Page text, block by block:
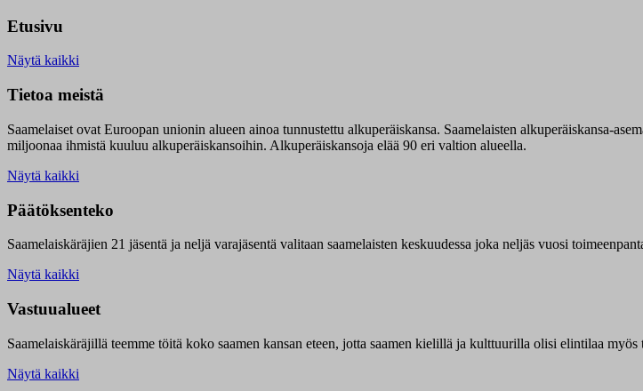
Etusivu
Näytä kaikki
Tietoa meistä
Saamelaiset ovat Euroopan unionin alueen ainoa tunnustettu alkuperäiskansa. Saamelaisten alkuperäiskansa-
miljoonaa ihmistä kuuluu alkuperäiskansoihin. Alkuperäiskansoja elää 90 eri valtion alueella.
Näytä kaikki
Päätöksenteko
Saamelaiskäräjien 21 jäsentä ja neljä varajäsentä valitaan saamelaisten keskuudessa joka neljäs vuosi
Näytä kaikki
Vastuualueet
Saamelaiskäräjillä teemme töitä koko saamen kansan eteen, jotta saamen kielillä ja kulttuurilla olisi elintilaa myös
Näytä kaikki